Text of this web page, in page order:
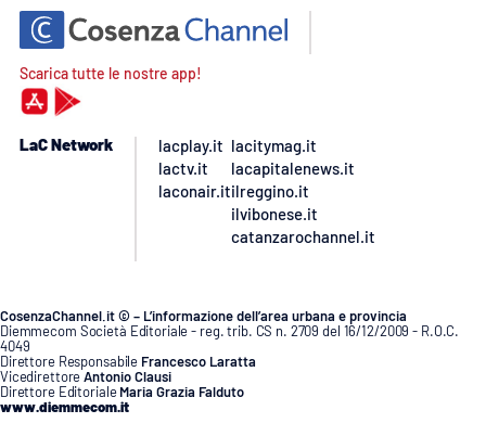
Scarica tutte le nostre app!
LaC Network
lacplay.it
lactv.it
laconair.it
lacitymag.it
lacapitalenews.it
ilreggino.it
ilvibonese.it
catanzarochannel.it
CosenzaChannel.it © – L’informazione dell’area urbana e provincia
Diemmecom Società Editoriale - reg. trib. CS n. 2709 del 16/12/2009 - R.O.C.
4049
Direttore Responsabile Francesco Laratta
VicedirettoreAntonio Clausi
Direttore Editoriale Maria Grazia Falduto
www.diemmecom.it